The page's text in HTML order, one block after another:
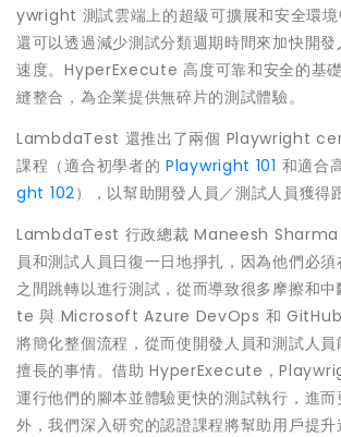
ywright 測試雲端上的超級可擴展和安全環境
還可以透過減少測試分類週期時間來加快開
速度。HyperExecute 高度可靠和安全的基
縫整合，為企業提供無碎片的測試體驗。
LambdaTest 還推出了兩個 Playwright
課程（適合初學者的 Playwright 101 和適合
ght 102），以幫助開發人員／測試人員獲得
LambdaTest 行政總裁Maneesh Sharma
員和測試人員日復一日地掙扎，因為他們必
之間跳轉以進行測試，從而導致很多摩擦和
te 與 Microsoft Azure DevOps 和
將簡化整個流程，從而使開發人員和測試人
擅長的事情。借助 HyperExecute，
運行他們的腳本並體驗更快的測試執行，進
外，我們深入研究的認證課程將幫助用戶提升